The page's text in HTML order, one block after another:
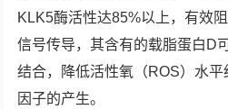
KLK5酶活性达85%以上，有效
信号传导，其含有的载脂蛋白D
结合，降低活性氧（ROS）水
因子的产生。